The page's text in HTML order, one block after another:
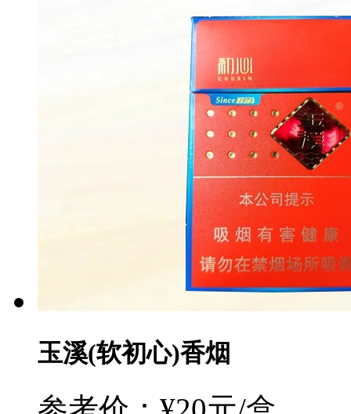
玉溪(软初心)香烟